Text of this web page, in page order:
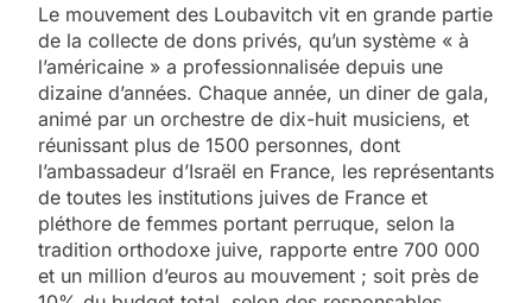
Le mouvement des Loubavitch vit en grande partie
de la collecte de dons privés, qu’un système « à
l’américaine » a professionnalisée depuis une
dizaine d’années. Chaque année, un diner de gala,
animé par un orchestre de dix-huit musiciens, et
réunissant plus de 1500 personnes, dont
l’ambassadeur d’Israël en France, les représentants
de toutes les institutions juives de France et
pléthore de femmes portant perruque, selon la
tradition orthodoxe juive, rapporte entre 700 000
et un million d’euros au mouvement ; soit près de